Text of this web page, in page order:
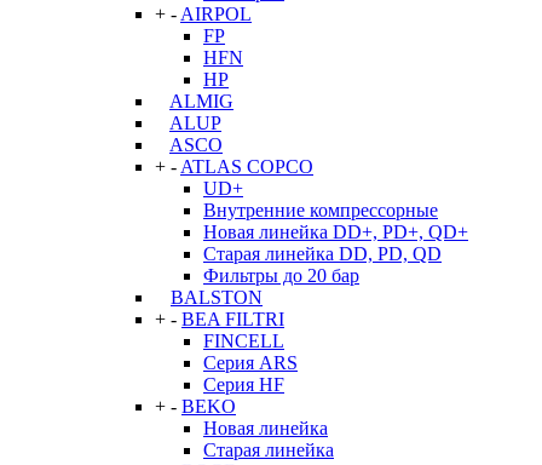
+ - AIRPOL
FP
HFN
HP
ALMIG
ALUP
ASCO
+ - ATLAS COPCO
UD+
Внутренние компрессорные
Новая линейка DD+, PD+, QD+
Старая линейка DD, PD, QD
Фильтры до 20 бар
BALSTON
+ - BEA FILTRI
FINCELL
Серия ARS
Серия HF
+ - BEKO
Новая линейка
Старая линейка